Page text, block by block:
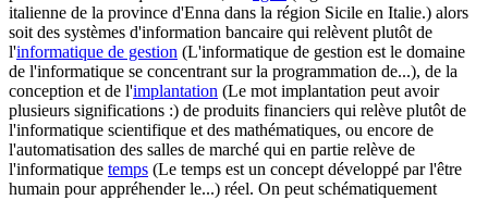
italienne de la province d'Enna dans la région Sicile en Italie.) alors
soit des systèmes d'information bancaire qui relèvent plutôt de
l'informatique de gestion (L'informatique de gestion est le domaine
de l'informatique se concentrant sur la programmation de...), de la
conception et de l'implantation (Le mot implantation peut avoir
plusieurs significations :) de produits financiers qui relève plutôt de
l'informatique scientifique et des mathématiques, ou encore de
l'automatisation des salles de marché qui en partie relève de
l'informatique temps (Le temps est un concept développé par l'être
humain pour appréhender le...) réel. On peut schématiquement